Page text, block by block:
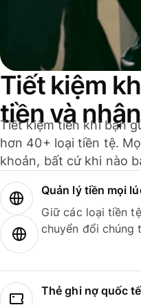
Tiết kiệm
tiền và
Tiết kiệm tiền khi bạn
hơn 40+ loại tiền tệ.
khoản, bất cứ khi nào
Quản lý tiền mọi
Giữ các loại tiền
chuyển đổi chúng
Thẻ ghi nợ quốc tế